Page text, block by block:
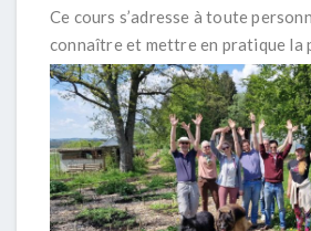
Ce cours s’adresse à toute
connaître et mettre en pratique la